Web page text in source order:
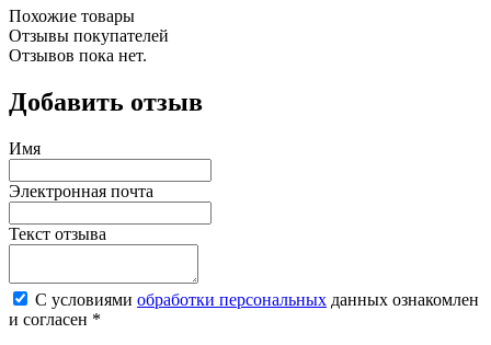
Похожие товары
Отзывы покупателей
Отзывов пока нет.
Добавить отзыв
Имя
Электронная почта
Текст отзыва
С условиями обработки персональных данных ознакомлен
и согласен *